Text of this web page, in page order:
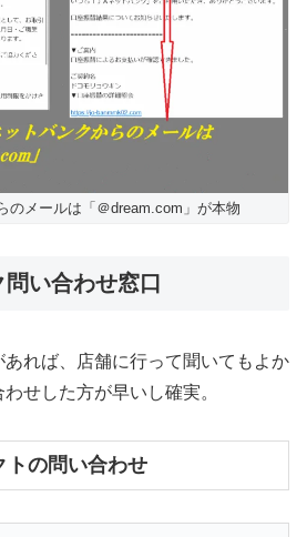
のメールは「＠dream.com」が本物
い合わせ窓口
れば、店舗に行って聞いてもよか
せした方が早いし確実。
トの問い合わせ